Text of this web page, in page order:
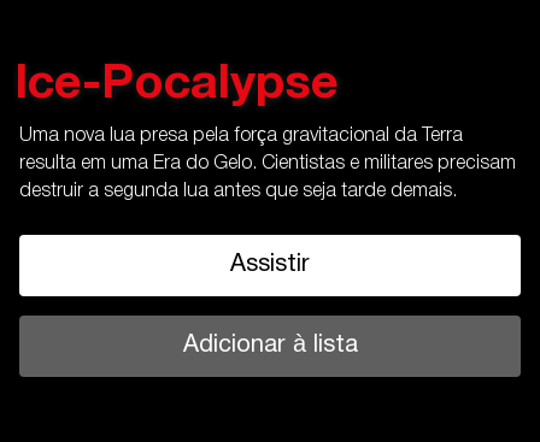
Ice-Pocalypse
Uma nova lua presa pela força gravitacional da Terra
resulta em uma Era do Gelo. Cientistas e militares precisam
destruir a segunda lua antes que seja tarde demais.
Assistir
Adicionar à lista